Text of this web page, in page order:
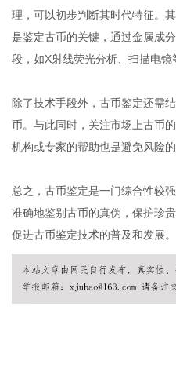
理，可以初步判断其时代特征。
是鉴定古币的关键，通过金属成
段，如X射线荧光分析、扫描电
除了技术手段外，古币鉴定还需
币。与此同时，关注市场上古币
机构或专家的帮助也是避免风险的
总之，古币鉴定是一门综合性较
准确地鉴别古币的真伪，保护珍
促进古币鉴定技术的普及和发展。